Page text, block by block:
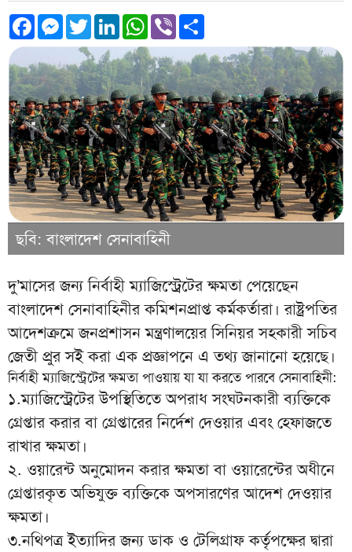
Facebook
Messenger
TwitterLinkedInWhatsApp
Viber
ছবি: বাংলাদেশ সেনাবাহিনী
দু’মাসের জন্য নির্বাহী ম্যাজিস্ট্রেটের ক্ষমতা পেয়েছেন
বাংলাদেশ সেনাবাহিনীর কমিশনপ্রাপ্ত কর্মকর্তারা। রাষ্ট্রপতির
আদেশক্রমে জনপ্রশাসন মন্ত্রণালয়ের সিনিয়র সহকারী সচিব
জেতী প্রুর সই করা এক প্রজ্ঞাপনে এ তথ্য জানানো হয়েছে।
নির্বাহী ম্যাজিস্ট্রেটের ক্ষমতা পাওয়ায় যা যা করতে পারবে সেনাবাহিনী:
১.ম্যাজিস্ট্রেটের উপস্থিতিতে অপরাধ সংঘটনকারী ব্যক্তিকে
গ্রেপ্তার করার বা গ্রেপ্তারের নির্দেশ দেওয়ার এবং হেফাজতে
রাখার ক্ষমতা।
২. ওয়ারেন্ট অনুমোদন করার ক্ষমতা বা ওয়ারেন্টের অধীনে
গ্রেপ্তারকৃত অভিযুক্ত ব্যক্তিকে অপসারণের আদেশ দেওয়ার
ক্ষমতা।
৩.নথিপত্র ইত্যাদির জন্য ডাক ও টেলিগ্রাফ কর্তৃপক্ষের দ্বারা